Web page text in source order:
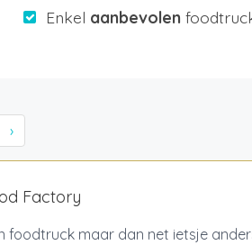
Enkel aanbevolen
›
Factory
foodtruck maar dan net ietsje